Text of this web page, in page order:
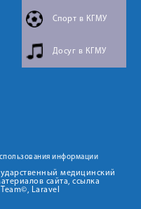
Спорт в КГМУ
Досуг в КГМУ
информации
медицинский
сайта, ссылка
Laravel